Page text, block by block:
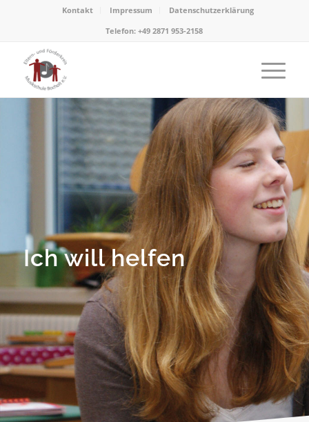
Kontakt Impressum
Datenschutzerklärung
Telefon: +49 2871 953-2158
Ich will helfen